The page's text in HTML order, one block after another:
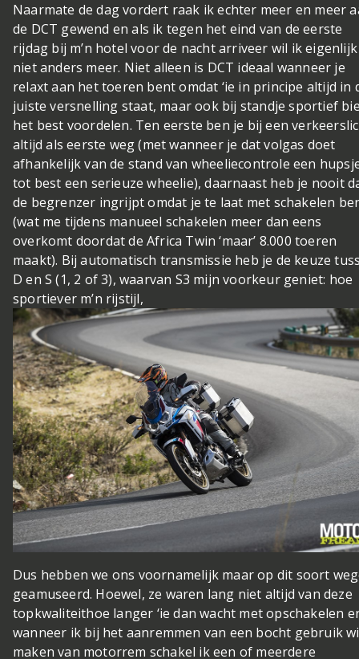
Naarmate de dag vordert raak ik echter meer en meer
de DCT gewend en als ik tegen het eind van de eerste
rijdag bij m’n hotel voor de nacht arriveer wil ik eigenlijk
niet anders meer. Niet alleen is DCT ideaal wanneer je
relaxt aan het toeren bent omdat ‘ie in principe altijd in
juiste versnelling staat, maar ook bij standje sportief
het best voordelen. Ten eerste ben je bij een
altijd als eerste weg (met wanneer je dat volgas doet
afhankelijk van de stand van wheeliecontrole een
tot best een serieuze wheelie), daarnaast heb je nooit
de begrenzer ingrijpt omdat je te laat met schakelen
(wat me tijdens manueel schakelen meer dan eens
overkomt doordat de Africa Twin ‘maar’ 8.000 toeren
maakt). Bij automatisch transmissie heb je de keuze
D en S (1, 2 of 3), waarvan S3 mijn voorkeur geniet: hoe
sportiever m’n rijstijl,
Dus hebben we ons voornamelijk maar op dit soort
geamuseerd. Hoewel, ze waren lang niet altijd van deze
topkwaliteithoe langer ‘ie dan wacht met opschakelen
wanneer ik bij het aanremmen van een bocht gebruik
maken van motorrem schakel ik een of meerdere